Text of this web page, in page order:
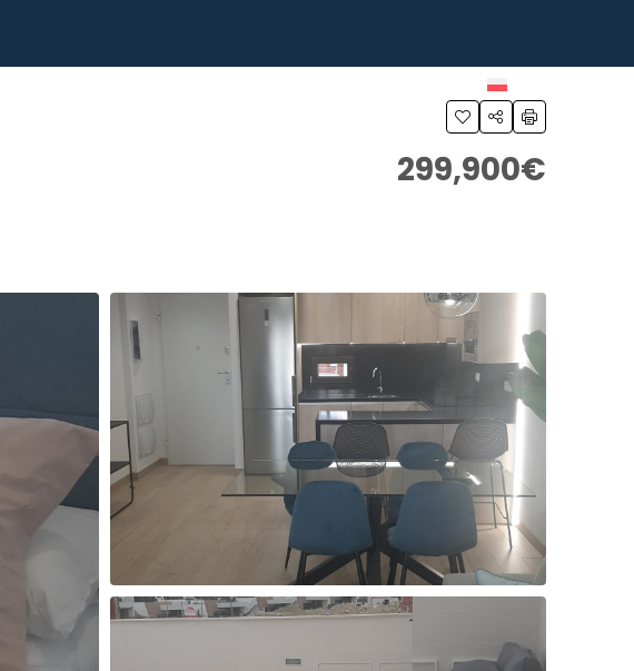
299,900€